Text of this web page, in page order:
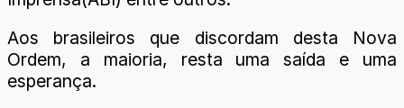
Aos brasileiros que discordam desta Nova
Ordem, a maioria, resta uma saída e uma
esperança.